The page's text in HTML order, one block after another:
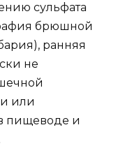
сульфата
брюшной
ранняя
не
или
пищеводе и